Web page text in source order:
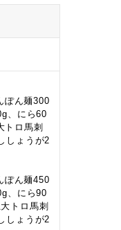
ぽん麺300
、にら60
トロ馬刺
しょうが2
ぽん麺450
、にら90
トロ馬刺
しょうが2